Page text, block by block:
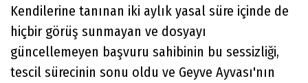
Kendilerine tanınan iki aylık yasal süre içinde de
hiçbir görüş sunmayan ve dosyayı
güncellemeyen başvuru sahibinin bu sessizliği,
tescil sürecinin sonu oldu ve Geyve Ayvası'nın